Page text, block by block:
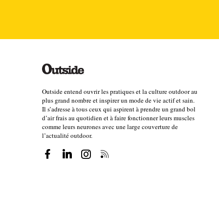
« Partager la passion du trail avec Germain m'a
être ». Germain lui a été d’un véritable soutien
« On se soutient. Ça nous donne mutuellement
Si par exemple l'un d'entre nous est blessé et
Le couple a également fait le choix de ne pas
certain temps, mais ce ne s’est pas avéré pas
petit-déjeuner ensemble, puis nous partons nous
Outside entend ouvrir les pratiques et la culture outdoor au
plus grand nombre et inspirer un mode de vie actif et sain.
Il s’adresse à tous ceux qui aspirent à prendre un grand bol
d’air frais au quotidien et à faire fonctionner leurs muscles
comme leurs neurones avec une large couverture de
l’actualité outdoor.